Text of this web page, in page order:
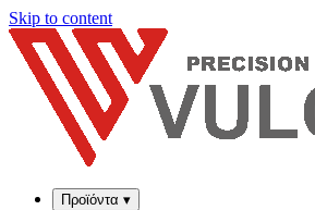
Skip to content
Προϊόντα ▾